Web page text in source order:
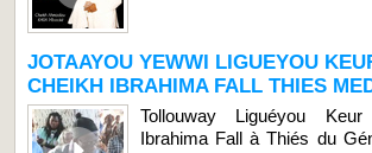
JOTAAYOU YEWWI LIGUEYOU
CHEIKH IBRAHIMA FALL THIES
Tollouway Liguéyou
Ibrahima Fall à Thiés du